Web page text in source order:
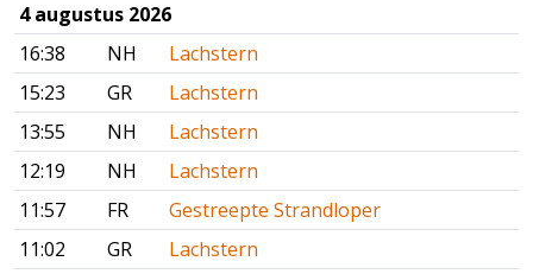
4 augustus 2026
16:38
NH
Lachstern
15:23
GR
Lachstern
13:55
NH
Lachstern
12:19
NH
Lachstern
11:57
FR
Gestreepte Strandloper
11:02
GR
Lachstern